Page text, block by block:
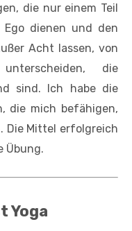
die nur einem Teil
Ego dienen und den
Acht lassen, von
die
sind. Ich habe die
die mich befähigen,
Die Mittel erfolgreich
Übung.
Yoga